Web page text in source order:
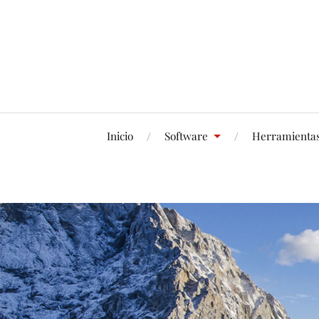
Inicio Software